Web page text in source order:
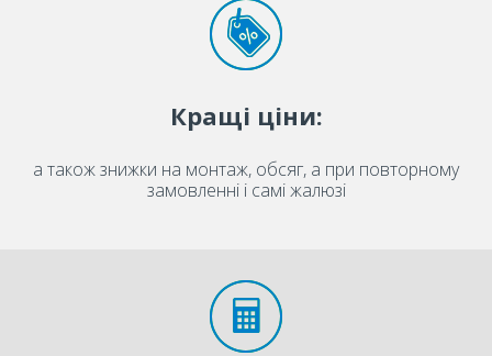
Кращі ціни:
а також знижки на монтаж, обсяг, а при повторному
замовленні і самі жалюзі